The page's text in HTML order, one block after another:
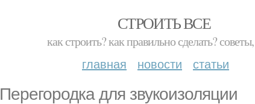
СТРОИТЬ ВСЕ
как строить? как правильно сделать?
главная новости статьи
Перегородка для звукоизоляции